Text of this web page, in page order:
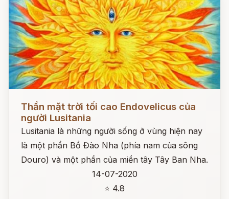
Đọc ngay
Thần mặt trời tối cao Endovelicus của
người Lusitania
Lusitania là những người sống ở vùng hiện nay
là một phần Bồ Đào Nha (phía nam của sông
Douro) và một phần của miền tây Tây Ban Nha.
14-07-2020
⭐ 4.8